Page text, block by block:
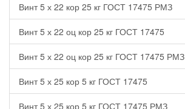
Винт 5 х 22 кор 25 кг ГОСТ 17475 РМЗ
Винт 5 х 22 оц кор 25 кг ГОСТ 17475
Винт 5 х 22 оц кор 25 кг ГОСТ 17475 РМЗ
Винт 5 х 25 кор 5 кг ГОСТ 17475
Винт 5 х 25 кор 5 кг ГОСТ 17475 РМЗ